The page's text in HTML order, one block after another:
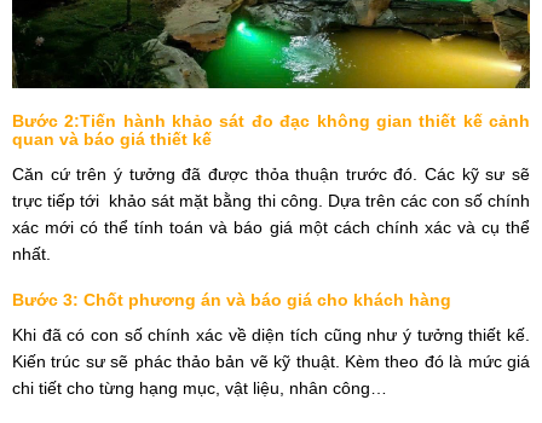
Bước 2:Tiến hành khảo sát đo đạc không gian thiết kế cảnh
quan và báo giá thiết kế
Căn cứ trên ý tưởng đã được thỏa thuận trước đó. Các kỹ sư sẽ
trực tiếp tới khảo sát mặt bằng thi công. Dựa trên các con số chính
xác mới có thể tính toán và báo giá một cách chính xác và cụ thể
nhất.
Bước 3: Chốt phương án và báo giá cho khách hàng
Khi đã có con số chính xác về diện tích cũng như ý tưởng thiết kế.
Kiến trúc sư sẽ phác thảo bản vẽ kỹ thuật. Kèm theo đó là mức giá
chi tiết cho từng hạng mục, vật liệu, nhân công…